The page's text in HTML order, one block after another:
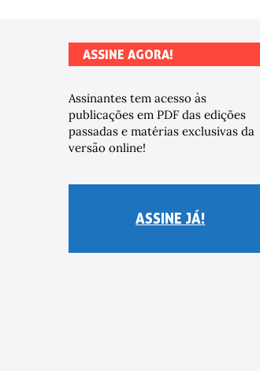
ASSINE AGORA!
Assinantes tem acesso às
publicações em PDF das edições
passadas e matérias exclusivas da
versão online!
ASSINE JÁ!